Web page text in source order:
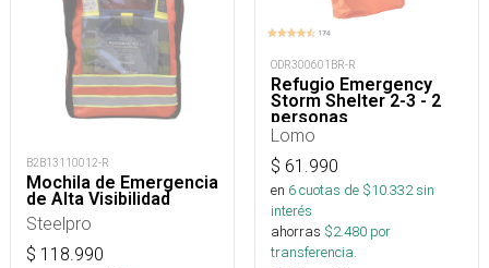
B2B13110012-R
Mochila de Emergencia
de Alta Visibilidad
Steelpro
$ 118.990
ODR300601BR-R
Refugio Emergency
Storm Shelter 2-3 - 2
personas
Lomo
$ 61.990
en 6cuotas de $10.332sin
interés
ahorras $2.480 por
transferencia.